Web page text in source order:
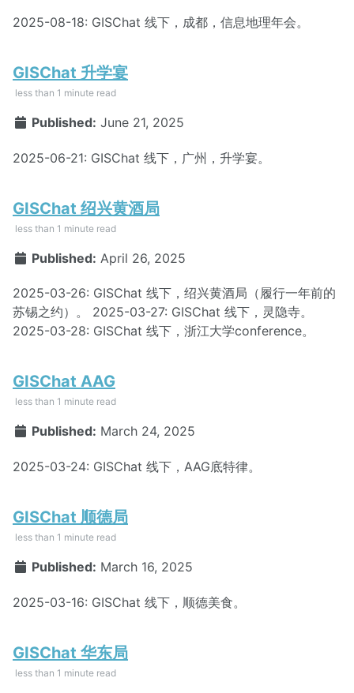
2025-08-18: GISChat 线下，成都，信息地理年会。
GISChat 升学宴
less than 1 minute read
Published: June 21, 2025
2025-06-21: GISChat 线下，广州，升学宴。
GISChat 绍兴黄酒局
less than 1 minute read
Published: April 26, 2025
2025-03-26: GISChat 线下，绍兴黄酒局（履行一年前的
苏锡之约）。 2025-03-27: GISChat 线下，灵隐寺。
2025-03-28: GISChat 线下，浙江大学conference。
GISChat AAG
less than 1 minute read
Published: March 24, 2025
2025-03-24: GISChat 线下，AAG底特律。
GISChat 顺德局
less than 1 minute read
Published: March 16, 2025
2025-03-16: GISChat 线下，顺德美食。
GISChat 华东局
less than 1 minute read